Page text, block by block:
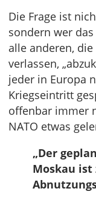
Die Frage ist
sondern wer
alle anderen,
verlassen,
jeder in Europa
Kriegseintritt
offenbar immer
NATO etwas
„Der
Moskau ist